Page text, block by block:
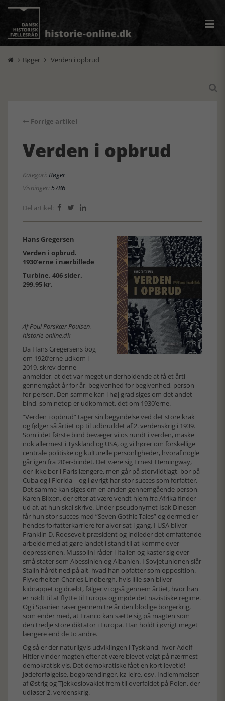
 Bøger  Verden i opbrud

Forrige artikel
Verden i opbrud
Kategori:Bøger
Visninger:5786
Del artikel:   
Hans Gregersen
Verden i opbrud.
1930’erne i nærbillede
Turbine. 406 sider.
299,95 kr.
Af Poul Porskær Poulsen,
historie-online.dk
Da Hans Gregersens bog
om 1920’erne udkom i
2019, skrev denne
anmelder, at det var meget underholdende at få et årti
gennemgået år for år, begivenhed for begivenhed, person
for person. Den samme kan i høj grad siges om det andet
bind, som netop er udkommet, det om 1930’erne.
”Verden i opbrud” tager sin begyndelse ved det store krak
og følger så årtiet op til udbruddet af 2. verdenskrig i 1939.
Som i det første bind bevæger vi os rundt i verden, måske
nok allermest i Tyskland og USA, og vi hører om forskellige
centrale politiske og kulturelle personligheder, hvoraf nogle
går igen fra 20’er-bindet. Det være sig Ernest Hemingway,
der ikke bor i Paris længere, men går på storvildtjagt, bor på
Cuba og i Florida – og i øvrigt har stor succes som forfatter.
Det samme kan siges om en anden gennemgående person,
Karen Blixen, der efter at være vendt hjem fra Afrika finder
ud af, at hun skal skrive. Under pseudonymet Isak Dinesen
får hun stor succes med ”Seven Gothic Tales” og dermed er
hendes forfatterkarriere for alvor sat i gang. I USA bliver
Franklin D. Roosevelt præsident og indleder det omfattende
arbejde med at gøre landet i stand til at komme over
depressionen. Mussolini råder i Italien og kaster sig over
små stater som Abessinien og Albanien. I Sovjetunionen slår
Stalin hårdt ned på alt, hvad han opfatter som opposition.
Flyverhelten Charles Lindbergh, hvis lille søn bliver
kidnappet og dræbt, følger vi også gennem årtiet, hvor han
er nødt til at flytte til Europa og møde det nazistiske regime.
Og i Spanien raser gennem tre år den blodige borgerkrig,
som ender med, at Franco kan sætte sig på magten som
den tredje store diktator i Europa. Han holdt i øvrigt meget
længere end de to andre.
Og så er der naturligvis udviklingen i Tyskland, hvor Adolf
Hitler vinder magten efter at være blevet valgt på nærmest
demokratisk vis. Det demokratiske fået en kort levetid!
Jødeforfølgelse, bogbrændinger, kz-lejre, osv. Indlemmelsen
af Østrig og Tjekkoslovakiet frem til overfaldet på Polen, der
udløser 2. verdenskrig.